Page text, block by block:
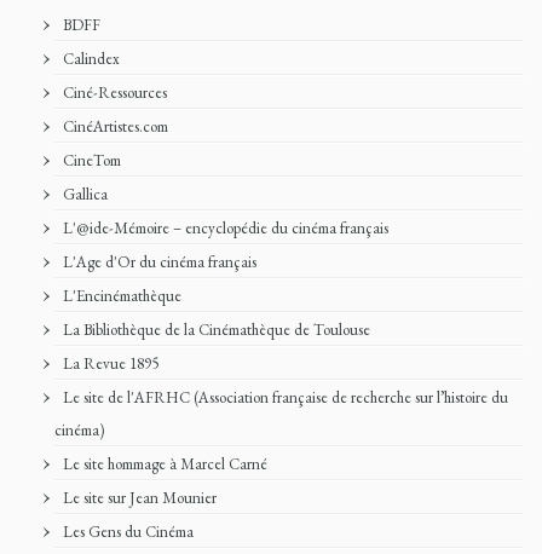
BDFF
Calindex
Ciné-Ressources
CinéArtistes.com
CineTom
Gallica
L'@ide-Mémoire – encyclopédie du cinéma français
L'Age d'Or du cinéma français
L'Encinémathèque
La Bibliothèque de la Cinémathèque de Toulouse
La Revue 1895
Le site de l'AFRHC (Association française de recherche sur l’histoire du
cinéma)
Le site hommage à Marcel Carné
Le site sur Jean Mounier
Les Gens du Cinéma